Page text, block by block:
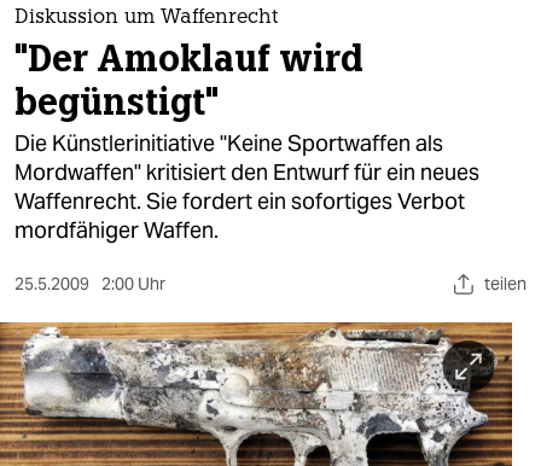
themen
politik
öko
gesellschaft
kultur
sport
berlin
nord
wahrheit
Diskussion um Waffenrecht
"Der Amoklauf wird
begünstigt"
Die Künstlerinitiative "Keine Sportwaffen als
Mordwaffen" kritisiert den Entwurf für ein neues
Waffenrecht. Sie fordert ein sofortiges Verbot
mordfähiger Waffen.
25.5.2009 2:00 Uhr teilen